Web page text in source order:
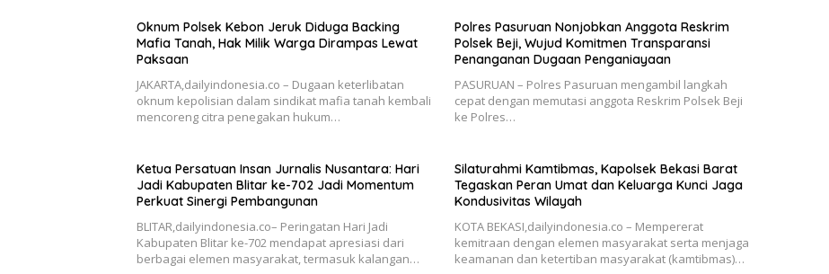
Oknum Polsek Kebon Jeruk Diduga Backing
Mafia Tanah, Hak Milik Warga Dirampas Lewat
Paksaan
JAKARTA,dailyindonesia.co – Dugaan keterlibatan
oknum kepolisian dalam sindikat mafia tanah kembali
mencoreng citra penegakan hukum…
Polres Pasuruan Nonjobkan Anggota Reskrim
Polsek Beji, Wujud Komitmen Transparansi
Penanganan Dugaan Penganiayaan
PASURUAN – Polres Pasuruan mengambil langkah
cepat dengan memutasi anggota Reskrim Polsek Beji
ke Polres…
Ketua Persatuan Insan Jurnalis Nusantara: Hari
Jadi Kabupaten Blitar ke-702 Jadi Momentum
Perkuat Sinergi Pembangunan
BLITAR,dailyindonesia.co– Peringatan Hari Jadi
Kabupaten Blitar ke-702 mendapat apresiasi dari
berbagai elemen masyarakat, termasuk kalangan…
Silaturahmi Kamtibmas, Kapolsek Bekasi Barat
Tegaskan Peran Umat dan Keluarga Kunci Jaga
Kondusivitas Wilayah
KOTA BEKASI,dailyindonesia.co – Mempererat
kemitraan dengan elemen masyarakat serta menjaga
keamanan dan ketertiban masyarakat (kamtibmas)…